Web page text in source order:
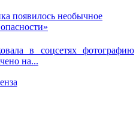
появилось необычное
в соцсетях фотографию
на...